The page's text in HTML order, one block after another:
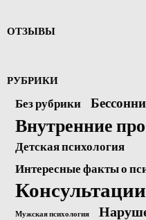
ОТЗЫВЫ
РУБРИКИ
Без рубрики
Внутренние
Детская психология
Интересные факты о
Мужская психология